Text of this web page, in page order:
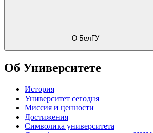
О БелГУ
Об Университете
История
Университет сегодня
Миссия и ценности
Достижения
Символика университета